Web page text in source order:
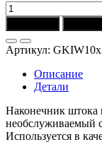
Количество
товара
Наконечник
сферический
GKIW10x1,25
необслуживаемый
резьбой
M10x1,25
(FSK)
Артикул:
Описание
Детали
Наконечник штока
необслуживаемый
Используется в